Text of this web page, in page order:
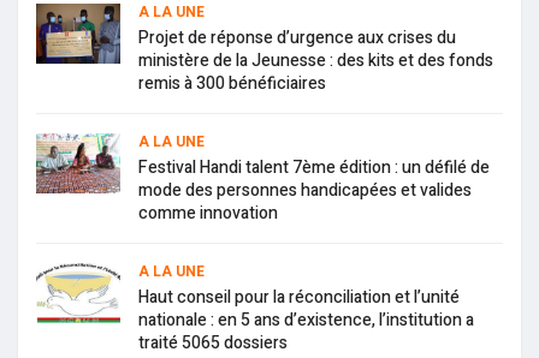
A LA UNE
Projet de réponse d’urgence aux crises du
ministère de la Jeunesse : des kits et des fonds
remis à 300 bénéficiaires
A LA UNE
Festival Handi talent 7ème édition : un défilé de
mode des personnes handicapées et valides
comme innovation
A LA UNE
Haut conseil pour la réconciliation et l’unité
nationale : en 5 ans d’existence, l’institution a
traité 5065 dossiers